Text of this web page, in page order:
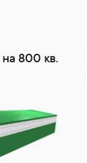
800 кв.